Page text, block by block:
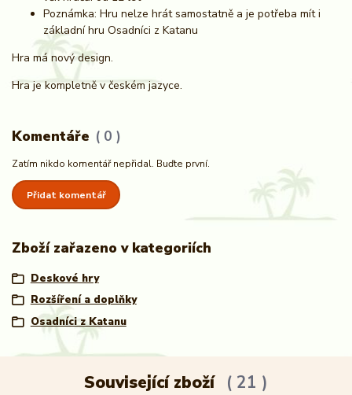
Poznámka: Hru nelze hrát samostatně a je potřeba mít i
základní hru Osadníci z Katanu
Hra má nový design.
Hra je kompletně v českém jazyce.
Komentáře 0
Zatím nikdo komentář nepřidal. Buďte první.
Přidat komentář
Zboží zařazeno v kategoriích
Deskové hry
Rozšíření a doplňky
Osadníci z Katanu
Související zboží 21